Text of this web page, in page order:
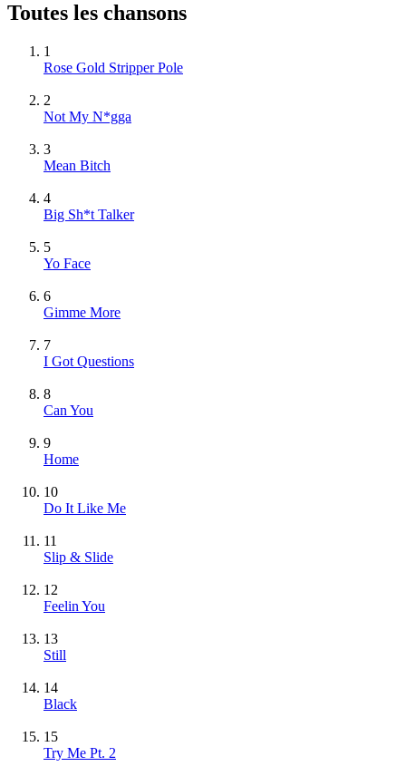
Toutes les chansons
1
Rose Gold Stripper Pole
2
Not My N*gga
3
Mean Bitch
4
Big Sh*t Talker
5
Yo Face
6
Gimme More
7
I Got Questions
8
Can You
9
Home
10
Do It Like Me
11
Slip & Slide
12
Feelin You
13
Still
14
Black
15
Try Me Pt. 2